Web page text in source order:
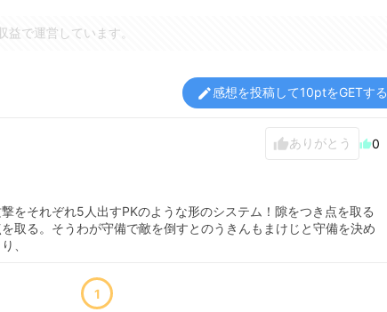
で運営しています。
edit感想を投稿して10ptをGETする
thumb_upありがとう thumb_up0
をそれぞれ5人出すPKのような形のシステム！隙をつき点を取る
取る。そうわが守備で敵を倒すとのうきんもまけじと守備を決め
、
1